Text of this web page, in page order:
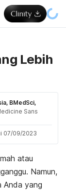
Lebih
BMedSci,
Sans
07/09/2023
atau
Namun,
Anda yang